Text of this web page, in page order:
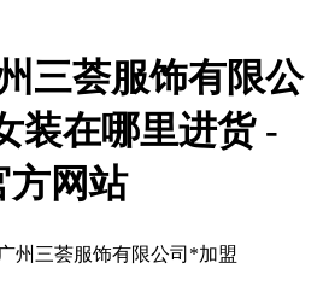
三荟服饰有限公
装在哪里进货 -
方网站
州三荟服饰有限公司*加盟